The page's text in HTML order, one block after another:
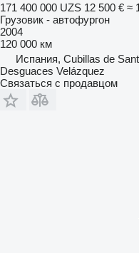
171 400 000 UZS 12 500 € ≈
Грузовик - автофургон
2004
120 000 км
Испания, Cubillas de
Desguaces Velázquez
Связаться с продавцом